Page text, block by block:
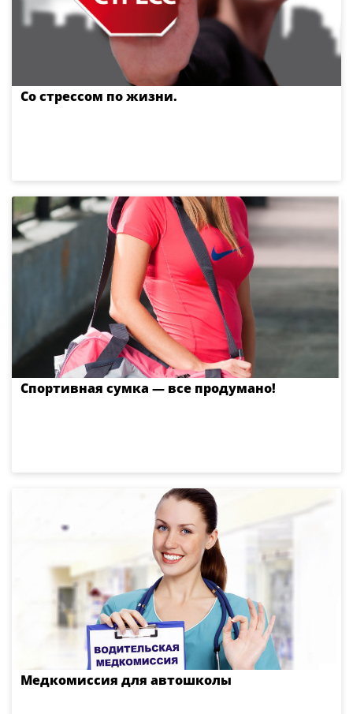
Со стрессом по жизни.
Спортивная сумка — все продумано!
Медкомиссия для автошколы